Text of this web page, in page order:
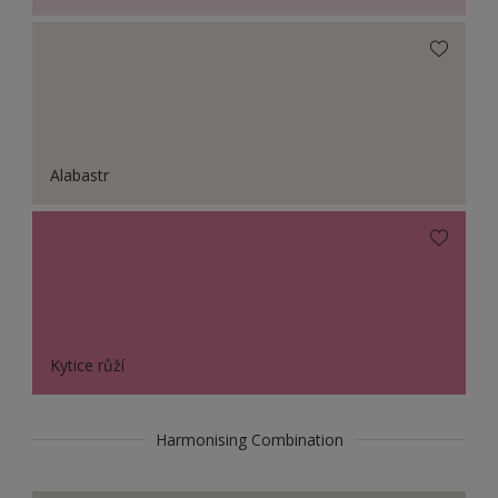
Alabastr
Kytice růží
Harmonising Combination